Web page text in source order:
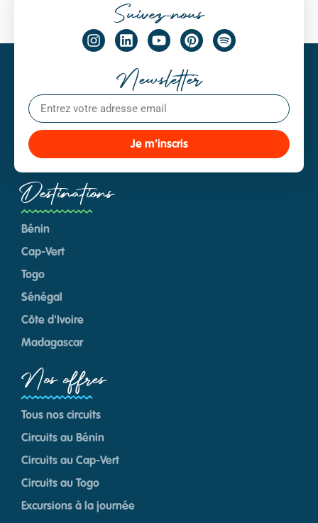
Suivez-nous
Newsletter
Je m'inscris
Destinations
Bénin
Cap-Vert
Togo
Sénégal
Côte d'Ivoire
Madagascar
Nos offres
Tous nos circuits
Circuits au Bénin
Circuits au Cap-Vert
Circuits au Togo
Excursions à la journée